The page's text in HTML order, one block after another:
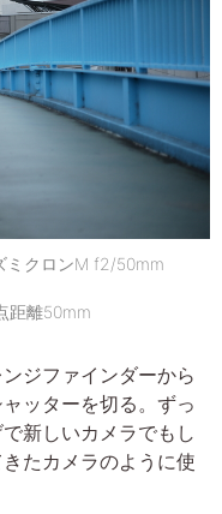
クロンM f2/50mm
離50mm
ジファインダーから
ッターを切る。ずっ
新しいカメラでもし
たカメラのように使